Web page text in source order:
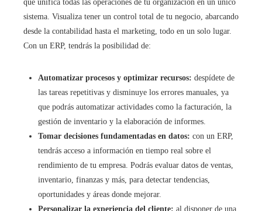
que unifica todas las operaciones de tu organización en un único
sistema. Visualiza tener un control total de tu negocio, abarcando
desde la contabilidad hasta el marketing, todo en un solo lugar.
Con un ERP, tendrás la posibilidad de:
Automatizar procesos y optimizar recursos: despídete de
las tareas repetitivas y disminuye los errores manuales, ya
que podrás automatizar actividades como la facturación, la
gestión de inventario y la elaboración de informes.
Tomar decisiones fundamentadas en datos: con un ERP,
tendrás acceso a información en tiempo real sobre el
rendimiento de tu empresa. Podrás evaluar datos de ventas,
inventario, finanzas y más, para detectar tendencias,
oportunidades y áreas donde mejorar.
Personalizar la experiencia del cliente: al disponer de una